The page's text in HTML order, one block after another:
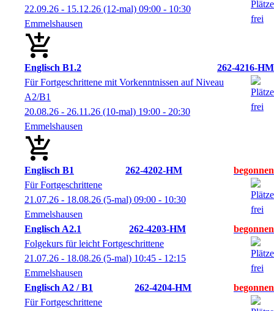
Englisch B1
262-4202-HM
Für Fortgeschrittene
21.07.26 - 18.08.26 (5-mal) 09:00 - 10:30
Emmelshausen
Englisch A2.1
262-4203-HM
Folgekurs für leicht Fortgeschrittene
21.07.26 - 18.08.26 (5-mal) 10:45 - 12:15
Emmelshausen
Englisch A2 / B1
262-4204-HM
Für Fortgeschrittene
22.09.26 - 15.12.26 (12-mal) 09:00 - 10:30
Emmelshausen
Englisch B1.2
262-4216-HM
Für Fortgeschrittene mit Vorkenntnissen auf Niveau
A2/B1
20.08.26 - 26.11.26 (10-mal) 19:00 - 20:30
Emmelshausen